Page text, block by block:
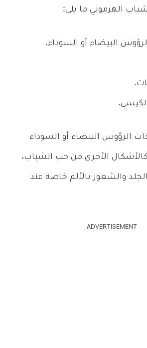
الهرموني ما يلي:
البيضاء أو السوداء.
الرؤوس البيضاء أو السوداء
كالأشكال الأخرى من حب الشباب،
والشعور بالألم خاصة عند
ADVERTISEMENT